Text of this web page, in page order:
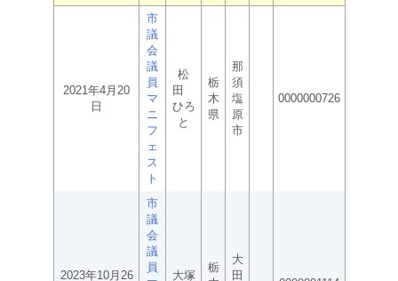
2021年4月20
日
市
議
会
議
員
マ
ニ
フ
ェ
ス
ト
松
田
ひろ
と
栃
木
県
那
須
塩
原
市
0000000726
2023年10月26
市
議
会
議
員
大塚
栃
大
田